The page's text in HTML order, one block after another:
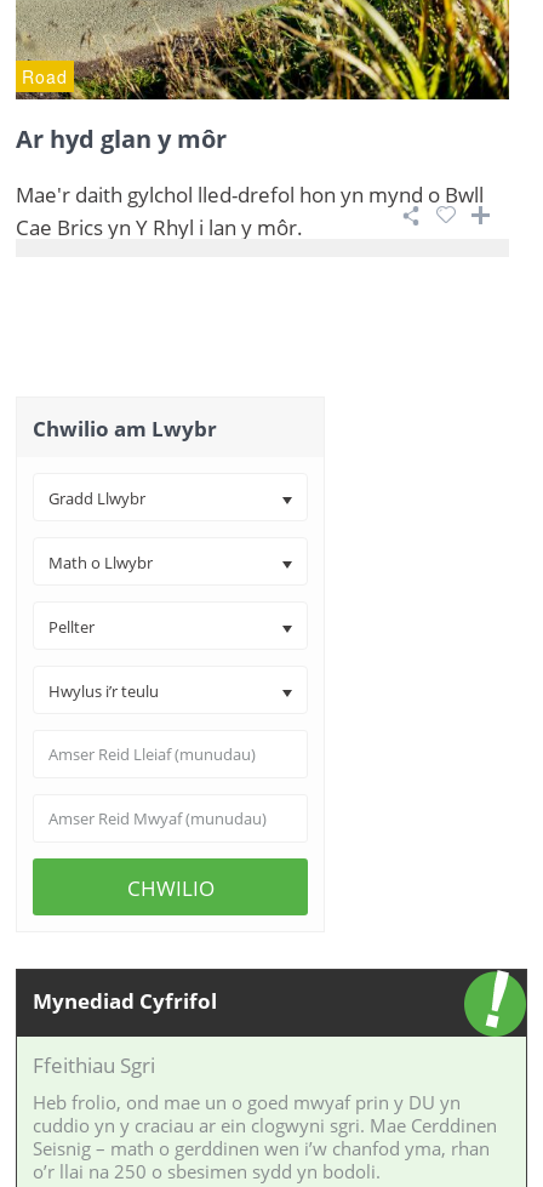
Road
Ar hyd glan y môr
Mae'r daith gylchol lled-drefol hon yn mynd o Bwll
Cae Brics yn Y Rhyl i lan y môr.
Chwilio am Lwybr
Gradd Llwybr
Math o Llwybr
Pellter
Hwylus i’r teulu
CHWILIO
Mynediad Cyfrifol
Ffeithiau Sgri
Heb frolio, ond mae un o goed mwyaf prin y DU yn
cuddio yn y craciau ar ein clogwyni sgri. Mae Cerddinen
Seisnig – math o gerddinen wen i’w chanfod yma, rhan
o’r llai na 250 o sbesimen sydd yn bodoli.